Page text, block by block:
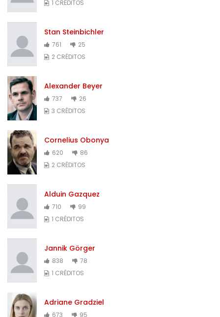
1 CRÉDITOS
Stan Steinbichler
761
25
2 CRÉDITOS
Alexander Beyer
737
26
3 CRÉDITOS
Cornelius Obonya
620
86
2 CRÉDITOS
Alduin Gazquez
710
99
1 CRÉDITOS
Jannik Görger
838
78
1 CRÉDITOS
Adriane Gradziel
673
95